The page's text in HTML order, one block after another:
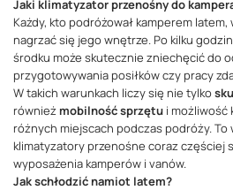
Jaki klimatyzator przenośny do
Każdy, kto podróżował kamperem latem,
nagrzać się jego wnętrze. Po kilku
środku może skutecznie zniechęcić do
przygotowywania posiłków czy pracy
W takich warunkach liczy się nie tylko
również mobilność sprzętu i możliwość
różnych miejscach podczas podróży. To
klimatyzatory przenośne coraz częściej
wyposażenia kamperów i vanów.
Jak schłodzić namiot latem?